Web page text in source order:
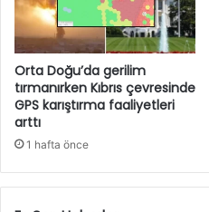
Orta Doğu’da gerilim
tırmanırken Kıbrıs çevresinde
GPS karıştırma faaliyetleri
arttı
1 hafta önce